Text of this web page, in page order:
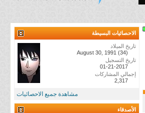
الاحصائيات البسيطة
تاريخ الميلاد
August 30, 1991 (34)
تاريخ التسجيل
01-21-2017
إجمالي المشاركات
2,317
مشاهدة جميع الاحصائيات
الأصدقاء